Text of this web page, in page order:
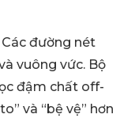
Các đường nét
vuông vức. Bộ
đậm chất off-
và “bệ vệ” hơn